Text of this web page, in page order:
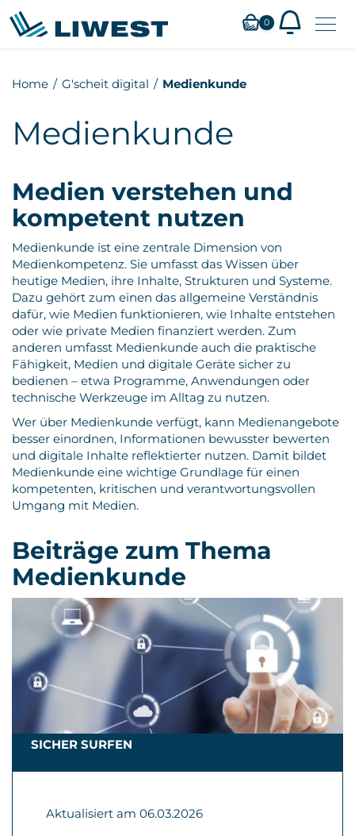
Zum
0
Home G'scheit digital Medienkunde
Medienkunde
Medien verstehen und
kompetent nutzen
Medienkunde ist eine zentrale Dimension von
Medienkompetenz. Sie umfasst das Wissen über
heutige Medien, ihre Inhalte, Strukturen und Systeme.
Dazu gehört zum einen das allgemeine Verständnis
dafür, wie Medien funktionieren, wie Inhalte entstehen
oder wie private Medien finanziert werden. Zum
anderen umfasst Medienkunde auch die praktische
Fähigkeit, Medien und digitale Geräte sicher zu
bedienen – etwa Programme, Anwendungen oder
technische Werkzeuge im Alltag zu nutzen.
Wer über Medienkunde verfügt, kann Medienangebote
besser einordnen, Informationen bewusster bewerten
und digitale Inhalte reflektierter nutzen. Damit bildet
Medienkunde eine wichtige Grundlage für einen
kompetenten, kritischen und verantwortungsvollen
Umgang mit Medien.
Beiträge zum Thema
Medienkunde
SICHER SURFEN
Aktualisiert am 06.03.2026